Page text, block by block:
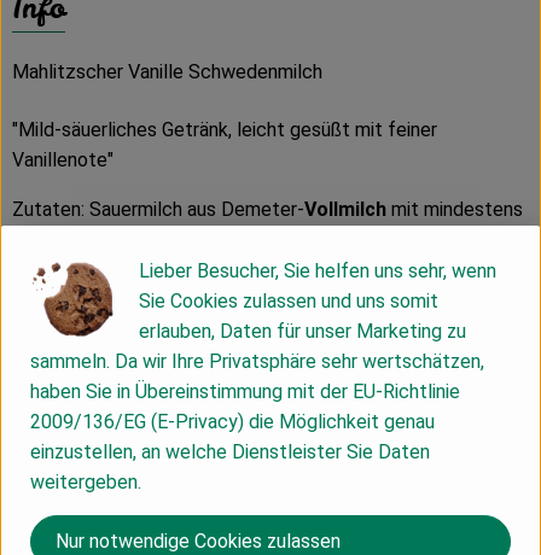
Mahlitzscher Vanille Schwedenmilch
"Mild-säuerliches Getränk, leicht gesüßt mit feiner
Vanillenote"
Zutaten: Sauermilch aus Demeter-Vollmilch mit mindestens
Milchsäurebakterien, Rohrzucker, Vanille gemahlen
100% Bio-Qualität
Wir verwenden Mehrwegflaschen. Diese bitte gut
ausspülen und an uns zurückgeben!
Ø Nährwerte pro 100ml:
Energie: 321kJ / 77kcal
davon gesättigte Fettsäuren: 2,9 g
Lieber Besucher, Sie helfen uns sehr, wenn
Sie Cookies zulassen und uns somit
erlauben, Daten für unser Marketing zu
sammeln. Da wir Ihre Privatsphäre sehr wertschätzen,
haben Sie in Übereinstimmung mit der EU-Richtlinie
2009/136/EG (E-Privacy) die Möglichkeit genau
einzustellen, an welche Dienstleister Sie Daten
weitergeben.
Nur notwendige Cookies zulassen